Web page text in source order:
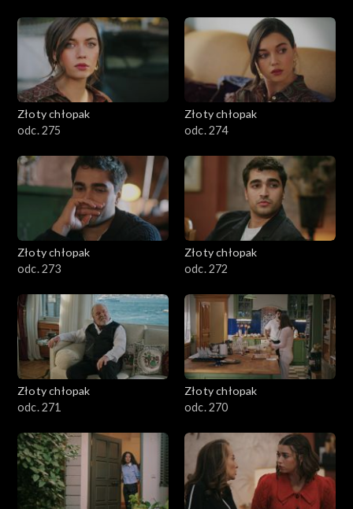
Złoty chłopak
odc. 275
Złoty chłopak
odc. 274
Złoty chłopak
odc. 273
Złoty chłopak
odc. 272
Złoty chłopak
odc. 271
Złoty chłopak
odc. 270